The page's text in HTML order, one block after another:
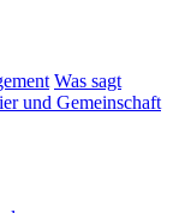
Was sagt
und Gemeinschaft